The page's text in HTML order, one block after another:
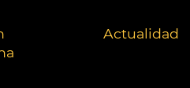
Actualidad